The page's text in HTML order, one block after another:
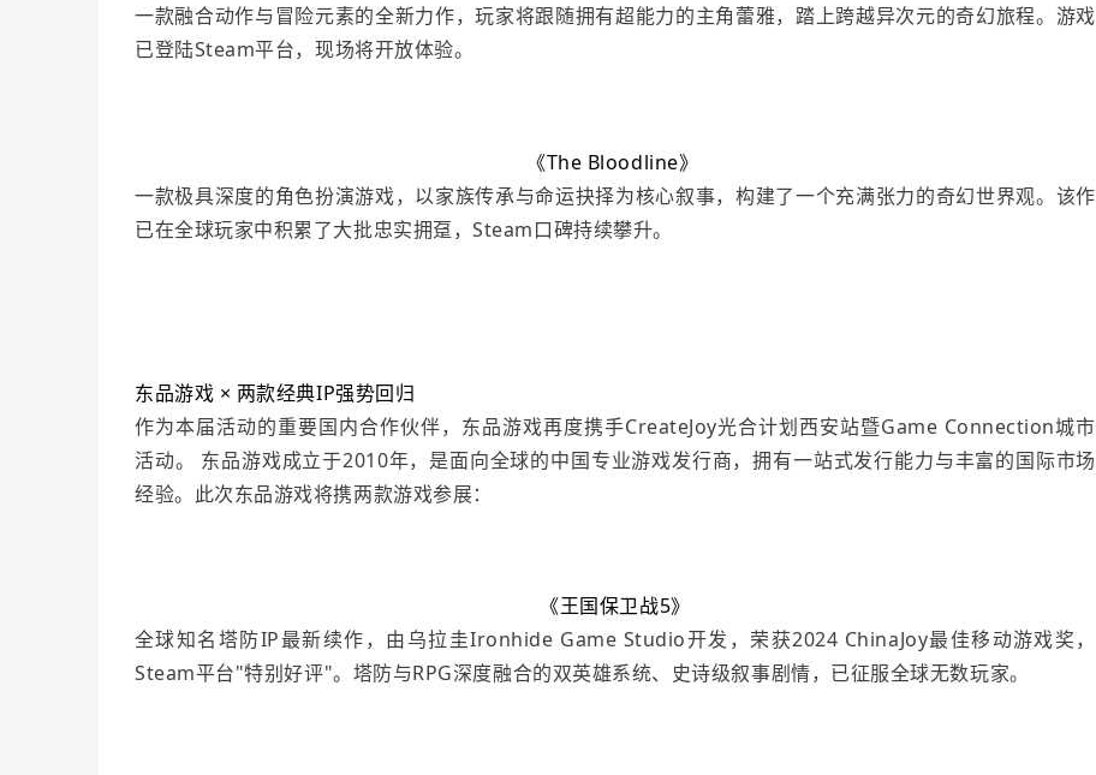
一款融合动作与冒险元素的全新力作，玩家将跟随拥有超能力的主角蕾雅，踏上跨越异次元的奇幻旅程。游戏
已登陆Steam平台，现场将开放体验。
《The Bloodline》
一款极具深度的角色扮演游戏，以家族传承与命运抉择为核心叙事，构建了一个充满张力的奇幻世界观。该作
已在全球玩家中积累了大批忠实拥趸，Steam口碑持续攀升。
东品游戏 × 两款经典IP强势回归
作为本届活动的重要国内合作伙伴，东品游戏再度携手CreateJoy光合计划西安站暨Game Connection城市
活动。 东品游戏成立于2010年，是面向全球的中国专业游戏发行商，拥有一站式发行能力与丰富的国际市场
经验。此次东品游戏将携两款游戏参展：
《王国保卫战5》
全球知名塔防IP最新续作，由乌拉圭Ironhide Game Studio开发，荣获2024 ChinaJoy最佳移动游戏奖，
Steam平台"特别好评"。塔防与RPG深度融合的双英雄系统、史诗级叙事剧情，已征服全球无数玩家。